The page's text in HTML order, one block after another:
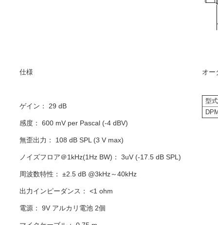
仕様
ゲイン： 29 dB
感度： 600 mV per Pascal (-4 dBV)
無歪出力： 108 dB SPL (3 V max)
ノイズフロア＠1kHz(1Hz BW)： 3uV (-17.5 dB SPL)
周波数特性： ±2.5 dB @3kHz～40kHz
出力インピーダンス： <1 ohm
電源： 9V アルカリ電池 2個
オー
型式